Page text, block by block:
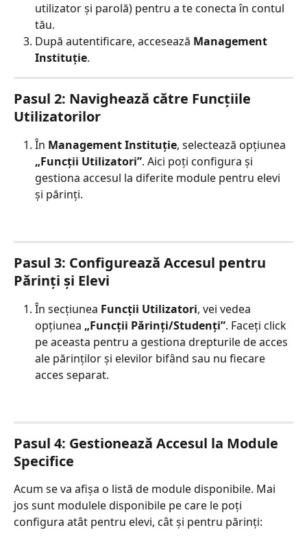
utilizator și parolă) pentru a te conecta în contul
tău.
După autentificare, accesează Management
Instituție.
Pasul 2: Navighează către Funcțiile
Utilizatorilor
În Management Instituție, selectează opțiunea
„Funcții Utilizatori”. Aici poți configura și
gestiona accesul la diferite module pentru elevi
și părinți.
Pasul 3: Configurează Accesul pentru
Părinți și Elevi
În secțiunea Funcții Utilizatori, vei vedea
opțiunea „Funcții Părinți/Studenți”. Faceți click
pe aceasta pentru a gestiona drepturile de acces
ale părinților și elevilor bifând sau nu fiecare
acces separat.
Pasul 4: Gestionează Accesul la Module
Specifice
Acum se va afișa o listă de module disponibile. Mai
jos sunt modulele disponibile pe care le poți
configura atât pentru elevi, cât și pentru părinți: